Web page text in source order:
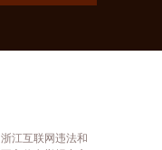
浙江互联网违法和